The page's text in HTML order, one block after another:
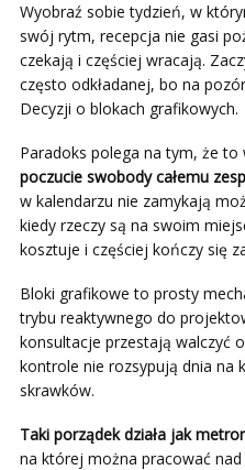
Wyobraź sobie tydzień, w
swój rytm, recepcja nie gasi
czekają i częściej wracają.
często odkładanej, bo na
Decyzji o blokach grafikowych.
Paradoks polega na tym, że to
poczucie swobody całemu
w kalendarzu nie zamykają
kiedy rzeczy są na swoim
kosztuje i częściej kończy się
Bloki grafikowe to prosty
trybu reaktywnego do
konsultacje przestają walczyć
kontrole nie rozsypują dnia na
skrawków.
Taki porządek działa jak
na której można pracować